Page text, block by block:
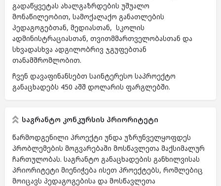
გადაწყვეტას ახალგაზრდების უშუალო
მონაწილეობით, სამოქალაქო განათლების
პედაგოგებთან, მედიასთან, სკოლის
ადმინისტრაციასთან, თვითმმართველობასთან და
სხვადასხვა ადგილობრივ ჯგუფებთან
თანამშრომლობით.
ჩვენ დავაფინანსებთ საინტერესო საპროექტო
განაცხადებს 450 აშშ დოლარის ფარგლებში.
საგრანტო კონკურსის პრიორიტეტი
წარმოდგენილი პროექტი უნდა უზრუნველყოფდეს
პრობლემების მოგვარებაში მოსწავლეთა მაქსიმალურ
ჩართულობას. საგრანტო განაცხადების განხილვისას
პრიორიტეტი მიენიჭება ისეთ პროექტებს, რომლებიც
მოიცავს პედაგოგებისა და მოსწავლეთა